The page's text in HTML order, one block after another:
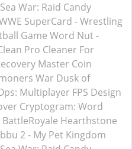
Sea War: Raid Candy
SuperCard - Wrestling
Game Word Nut -
Pro Cleaner For
Master Coin
War Dusk of
Multiplayer FPS Design
Cryptogram: Word
Hearthstone
2 - My Pet Kingdom